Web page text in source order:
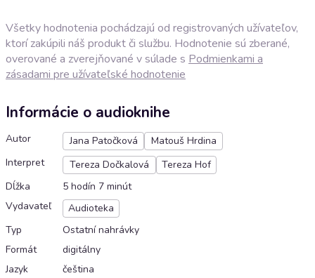
Všetky hodnotenia pochádzajú od registrovaných užívateľov,
ktorí zakúpili náš produkt či službu. Hodnotenie sú zberané,
overované a zverejňované v súlade s Podmienkami a
zásadami pre užívateľské hodnotenie
Informácie o audioknihe
Autor Jana Patočková
Matouš Hrdina
Interpret
Tereza Dočkalová
Tereza Hof
Dĺžka
5 hodín 7 minút
Vydavateľ
Audioteka
Typ
Ostatní nahrávky
Formát
digitálny
Jazyk
čeština